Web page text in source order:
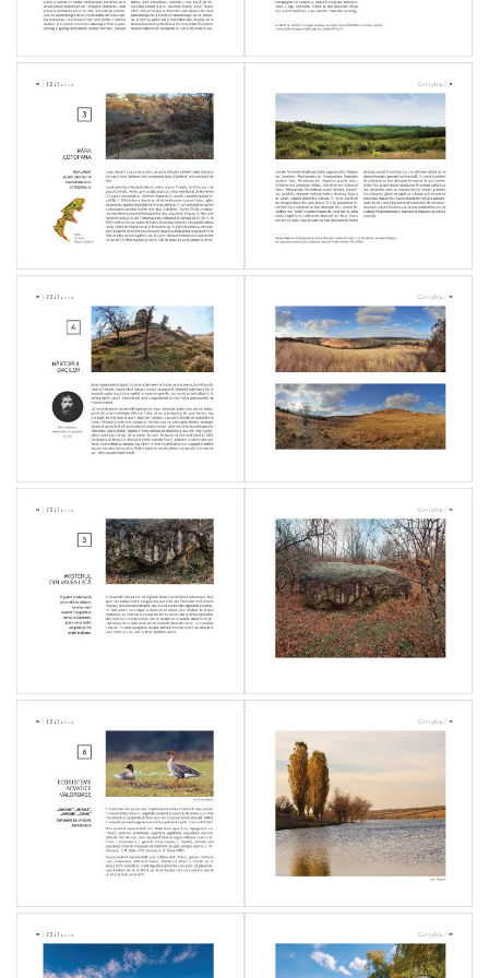
verbale
ale
ședințelor
Consiliului
Raional
Cimișlia
Ședințele
Consiliului
Raional
LIVE
Declarație
de
răspundere
managerială
Rapoarte
financiară
Transparența
salarizării
Persoana
responsabilă
de
procesul